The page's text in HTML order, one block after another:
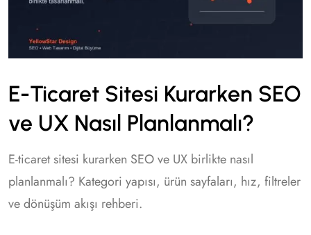
E-Ticaret Sitesi Kurarken SEO
ve UX Nasıl Planlanmalı?
E-ticaret sitesi kurarken SEO ve UX birlikte nasıl
planlanmalı? Kategori yapısı, ürün sayfaları, hız, filtreler
ve dönüşüm akışı rehberi.